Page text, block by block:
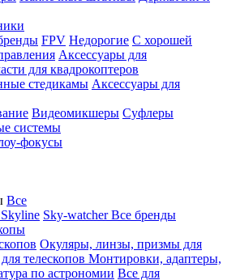
FPV Недорогие С хорошей
Аксессуары для
для квадрокоптеров
стедикамы Аксессуары для
Видеомикшеры Суфлеры
системы
фокусы
Все
Sky-watcherВсе бренды
Окуляры, линзы, призмы для
телескопов Монтировки, адаптеры,
по астрономии Все для